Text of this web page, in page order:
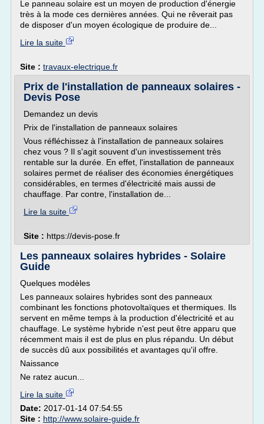
Le panneau solaire est un moyen de production d'énergie
très à la mode ces dernières années. Qui ne rêverait pas
de disposer d'un moyen écologique de produire de...
Lire la suite
Site : travaux-electrique.fr
Prix de l'installation de panneaux solaires -
Devis Pose
Demandez un devis
Prix de l'installation de panneaux solaires
Vous réfléchissez à l'installation de panneaux solaires
chez vous ? Il s'agit souvent d'un investissement très
rentable sur la durée. En effet, l'installation de panneaux
solaires permet de réaliser des économies énergétiques
considérables, en termes d'électricité mais aussi de
chauffage. Par contre, l'installation de...
Lire la suite
Site : https://devis-pose.fr
Les panneaux solaires hybrides - Solaire
Guide
Quelques modèles
Les panneaux solaires hybrides sont des panneaux
combinant les fonctions photovoltaïques et thermiques. Ils
servent en même temps à la production d'électricité et au
chauffage. Le système hybride n'est peut être apparu que
récemment mais il est de plus en plus répandu. Un début
de succès dû aux possibilités et avantages qu'il offre.
Naissance
Ne ratez aucun...
Lire la suite
Date: 2017-01-14 07:54:55
Site : http://www.solaire-guide.fr